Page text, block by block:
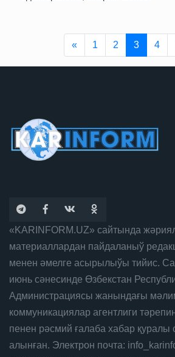
«Previous
1 2 3 4
«KARINFORM.UZ» сайтында
материаллардан пайдаланыў
менен әмелге асырылыўы тийис.
июнь сәнесинде Өзбекстан
Администрациясы жанындағы
коммуникациялар агентлиги
пенен рәсмий ғалаба хабар қуралы
алынған. Электрон почта: